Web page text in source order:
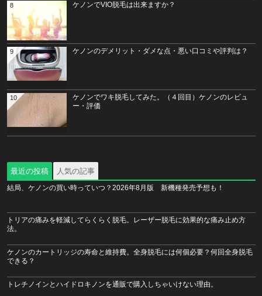
ケノンでVIO脱毛は出来ますか？
8
ケノンのデメリット・ダメな点・悪い口コミや評判は？
9
ケノンでワキ脱毛してみた。（４回目）ケノンのレビュ
ー・評価
10
最近の投稿 人気の記事
結局、ケノンの買い時っていつ？2026年8月版 新機種発売予想も！
トリアの痛みを軽減してらくらく脱毛。レーザー脱毛に効果的な痛み止め方
法。
ケノンのカートリッジの寿命と維持費。全身脱毛には何個必要？何回全身脱毛
できる？
トレチノインとハイドロキノンを通販で購入しちゃいけない理由。